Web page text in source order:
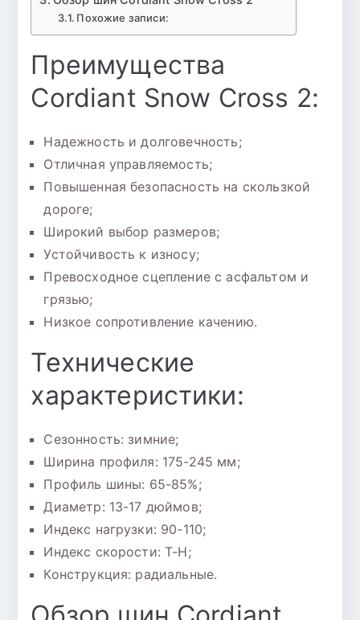
Похожие записи:
Преимущества
Cordiant Snow Cross 2:
Надежность и долговечность;
Отличная управляемость;
Повышенная безопасность на скользкой
дороге;
Широкий выбор размеров;
Устойчивость к износу;
Превосходное сцепление с асфальтом и
грязью;
Низкое сопротивление качению.
Технические
характеристики:
Сезонность: зимние;
Ширина профиля: 175-245 мм;
Профиль шины: 65-85%;
Диаметр: 13-17 дюймов;
Индекс нагрузки: 90-110;
Индекс скорости: T-H;
Конструкция: радиальные.